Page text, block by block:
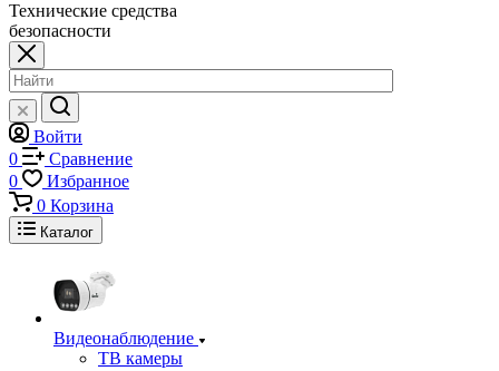
Технические средства
безопасности
Войти
0
Сравнение
0
Избранное
0 Корзина
Каталог
Видеонаблюдение
ТВ камеры